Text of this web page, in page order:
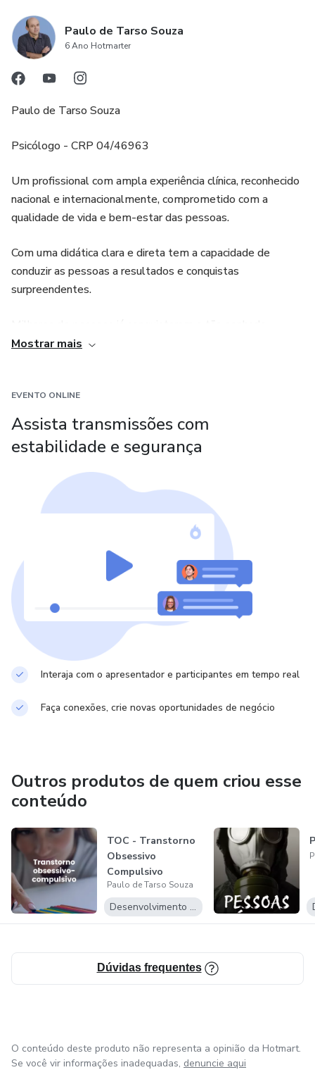
Paulo de Tarso Souza
6 Ano Hotmarter
Paulo de Tarso Souza
Psicólogo - CRP 04/46963
Um profissional com ampla experiência clínica, reconhecido
nacional e internacionalmente, comprometido com a
qualidade de vida e bem-estar das pessoas.
Com uma didática clara e direta tem a capacidade de
conduzir as pessoas a resultados e conquistas
surpreendentes.
controle mental e emocional graças a suas orientações e
Um dos seus maiores sonhos é que todas as pessoas
aprendam a lidar de forma sadia e plena com todas as suas
emoções.
Mostrar mais
EVENTO ONLINE
Assista transmissões com
estabilidade e segurança
Interaja com o apresentador e participantes em tempo real
Faça conexões, crie novas oportunidades de negócio
Outros produtos de quem criou esse
conteúdo
TOC - Transtorno
Obsessivo
Compulsivo
Paulo de Tarso Souza
Desenvolvimento Pessoal
Dúvidas frequentes
O conteúdo deste produto não representa a opinião da Hotmart.
Se você vir informações inadequadas, denuncie aqui